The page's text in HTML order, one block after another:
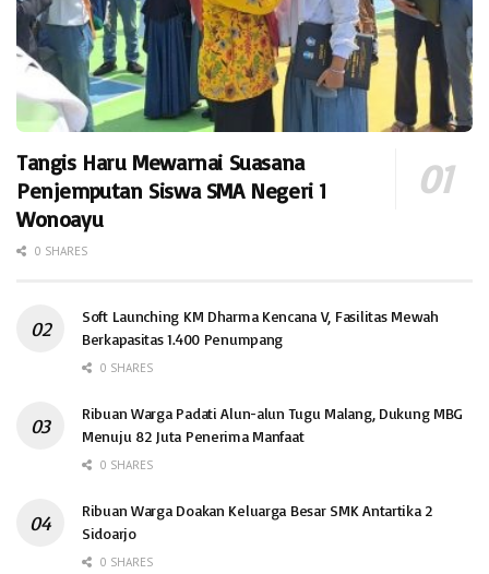
Tangis Haru Mewarnai Suasana
Penjemputan Siswa SMA Negeri 1
Wonoayu
0 SHARES
Soft Launching KM Dharma Kencana V, Fasilitas Mewah
Berkapasitas 1.400 Penumpang
0 SHARES
Ribuan Warga Padati Alun-alun Tugu Malang, Dukung MBG
Menuju 82 Juta Penerima Manfaat
0 SHARES
Ribuan Warga Doakan Keluarga Besar SMK Antartika 2
Sidoarjo
0 SHARES